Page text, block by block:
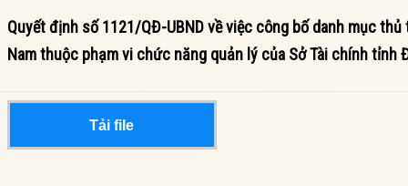
Quyết định số 1121/QĐ-UBND về việc công bố danh mục
Nam thuộc phạm vi chức năng quản lý của Sở Tài chính tỉnh
Tải file